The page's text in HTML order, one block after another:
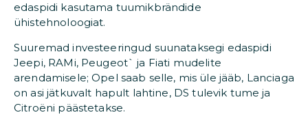
edaspidi kasutama tuumikbrändide
ühistehnoloogiat.
Suuremad investeeringud suunataksegi edaspidi
Jeepi, RAMi, Peugeot` ja Fiati mudelite
arendamisele; Opel saab selle, mis üle jääb, Lanciaga
on asi jätkuvalt hapult lahtine, DS tulevik tume ja
Citroëni päästetakse.